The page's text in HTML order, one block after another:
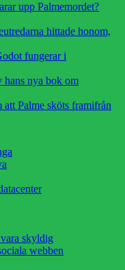
upp Palmemordet?
hittade honom,
fungerar i
hans nya bok om
Palme sköts framifrån
skyldig
webben